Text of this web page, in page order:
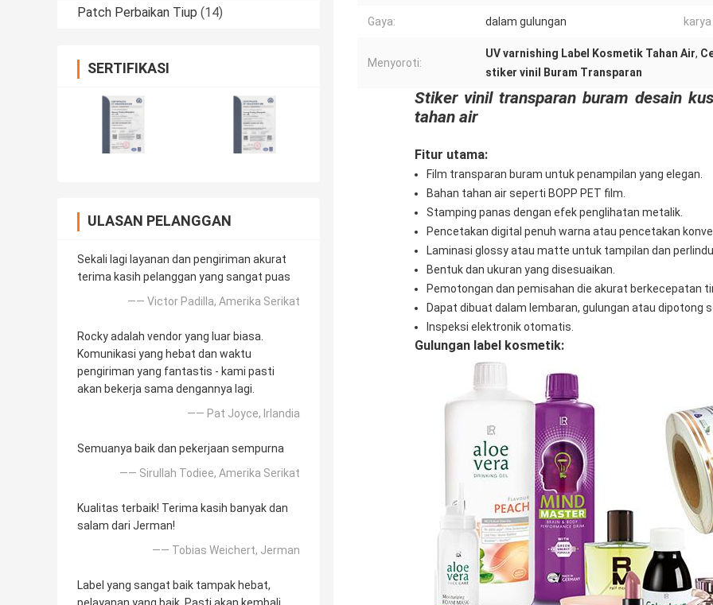
Patch Perbaikan Tiup (14)
SERTIFIKASI
ULASAN PELANGGAN
Sekali lagi layanan dan pengiriman akurat
terima kasih pelanggan yang sangat puas
—— Victor Padilla, Amerika Serikat
Rocky adalah vendor yang luar biasa.
Komunikasi yang hebat dan waktu
pengiriman yang fantastis - kami pasti
akan bekerja sama dengannya lagi.
—— Pat Joyce, Irlandia
Semuanya baik dan pekerjaan sempurna
—— Sirullah Todiee, Amerika Serikat
Kualitas terbaik! Terima kasih banyak dan
salam dari Jerman!
—— Tobias Weichert, Jerman
Label yang sangat baik tampak hebat,
Gaya: dalam gulungan
Menyoroti:
UV varnishing Label Kosmetik Tahan Air,
stiker vinil Buram Transparan
Stiker vinil transparan buram desain
tahan air
Fitur utama:
Film transparan buram untuk penampilan yang elegan.
Bahan tahan air seperti BOPP PET film.
Stamping panas dengan efek penglihatan metalik.
Pencetakan digital penuh warna atau pencetakan
Laminasi glossy atau matte untuk tampilan dan
Bentuk dan ukuran yang disesuaikan.
Pemotongan dan pemisahan die akurat berkecepatan
Dapat dibuat dalam lembaran, gulungan atau dipotong
Inspeksi elektronik otomatis.
Gulungan label kosmetik: